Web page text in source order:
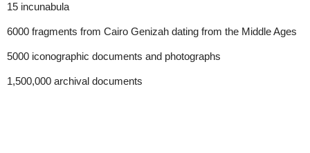
15 incunabula
6000 fragments from Cairo Genizah dating from the Middle Ages
5000 iconographic documents and photographs
1,500,000 archival documents